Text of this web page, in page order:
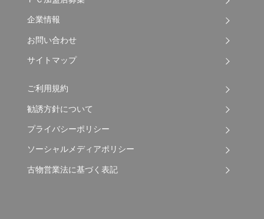
企業情報
お問い合わせ
サイトマップ
ご利用規約
勧誘方針について
プライバシーポリシー
ソーシャルメディアポリシー
古物営業法に基づく表記